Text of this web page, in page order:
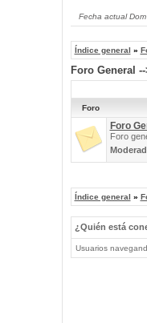
Fecha actual
Índice general »
Foro General
Foro
Foro
Foro
Índice general »
¿Quién está
Usuarios